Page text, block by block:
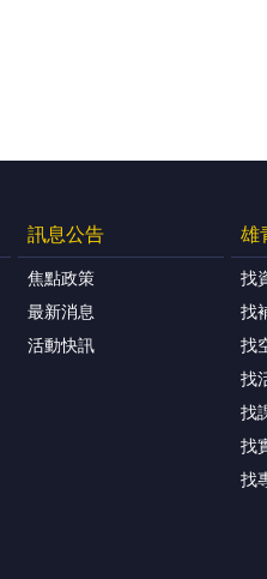
訊息公告
焦點政策
最新消息
活動快訊
雄
找
找
找
找
找
找
找